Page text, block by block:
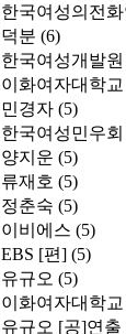
한국여성의전
덕분 (6)
한국여성개발원
이화여자대학교
민경자 (5)
한국여성민우회
양지운 (5)
류재호 (5)
정춘숙 (5)
이비에스 (5)
EBS [편] (5)
유규오 (5)
이화여자대학
유규오 [공]연출